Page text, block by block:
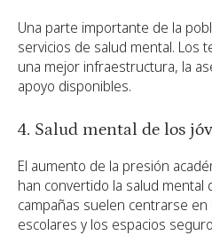
Una parte importante de la
servicios de salud mental. Los
una mejor infraestructura, la
apoyo disponibles.
4. Salud mental de los
El aumento de la presión
han convertido la salud mental
campañas suelen centrarse
escolares y los espacios